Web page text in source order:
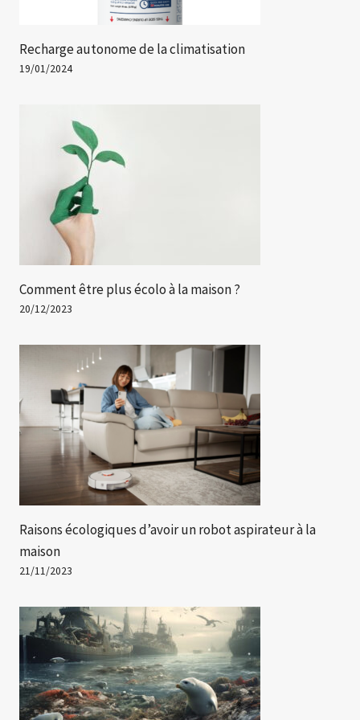
Recharge autonome de la climatisation
19/01/2024
Comment être plus écolo à la maison ?
20/12/2023
Raisons écologiques d’avoir un robot aspirateur à la
maison
21/11/2023